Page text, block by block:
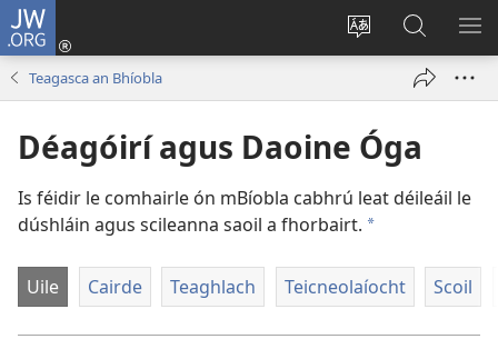
JW.ORG
Athraigh
Logáil
Isteach
ar
JW.ORG
Teagasca an Bhíobla
Déagóirí agus Daoine Óga
Is féidir le comhairle ón mBíobla cabhrú leat déileáil le
dúshláin agus scileanna saoil a fhorbairt. a
Uile Cairde Teaghlach Teicneolaíocht Scoil